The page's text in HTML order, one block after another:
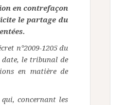
en contrefaçon
le partage du
n°2009-1205 du
date, le tribunal de
en matière de
concernant les